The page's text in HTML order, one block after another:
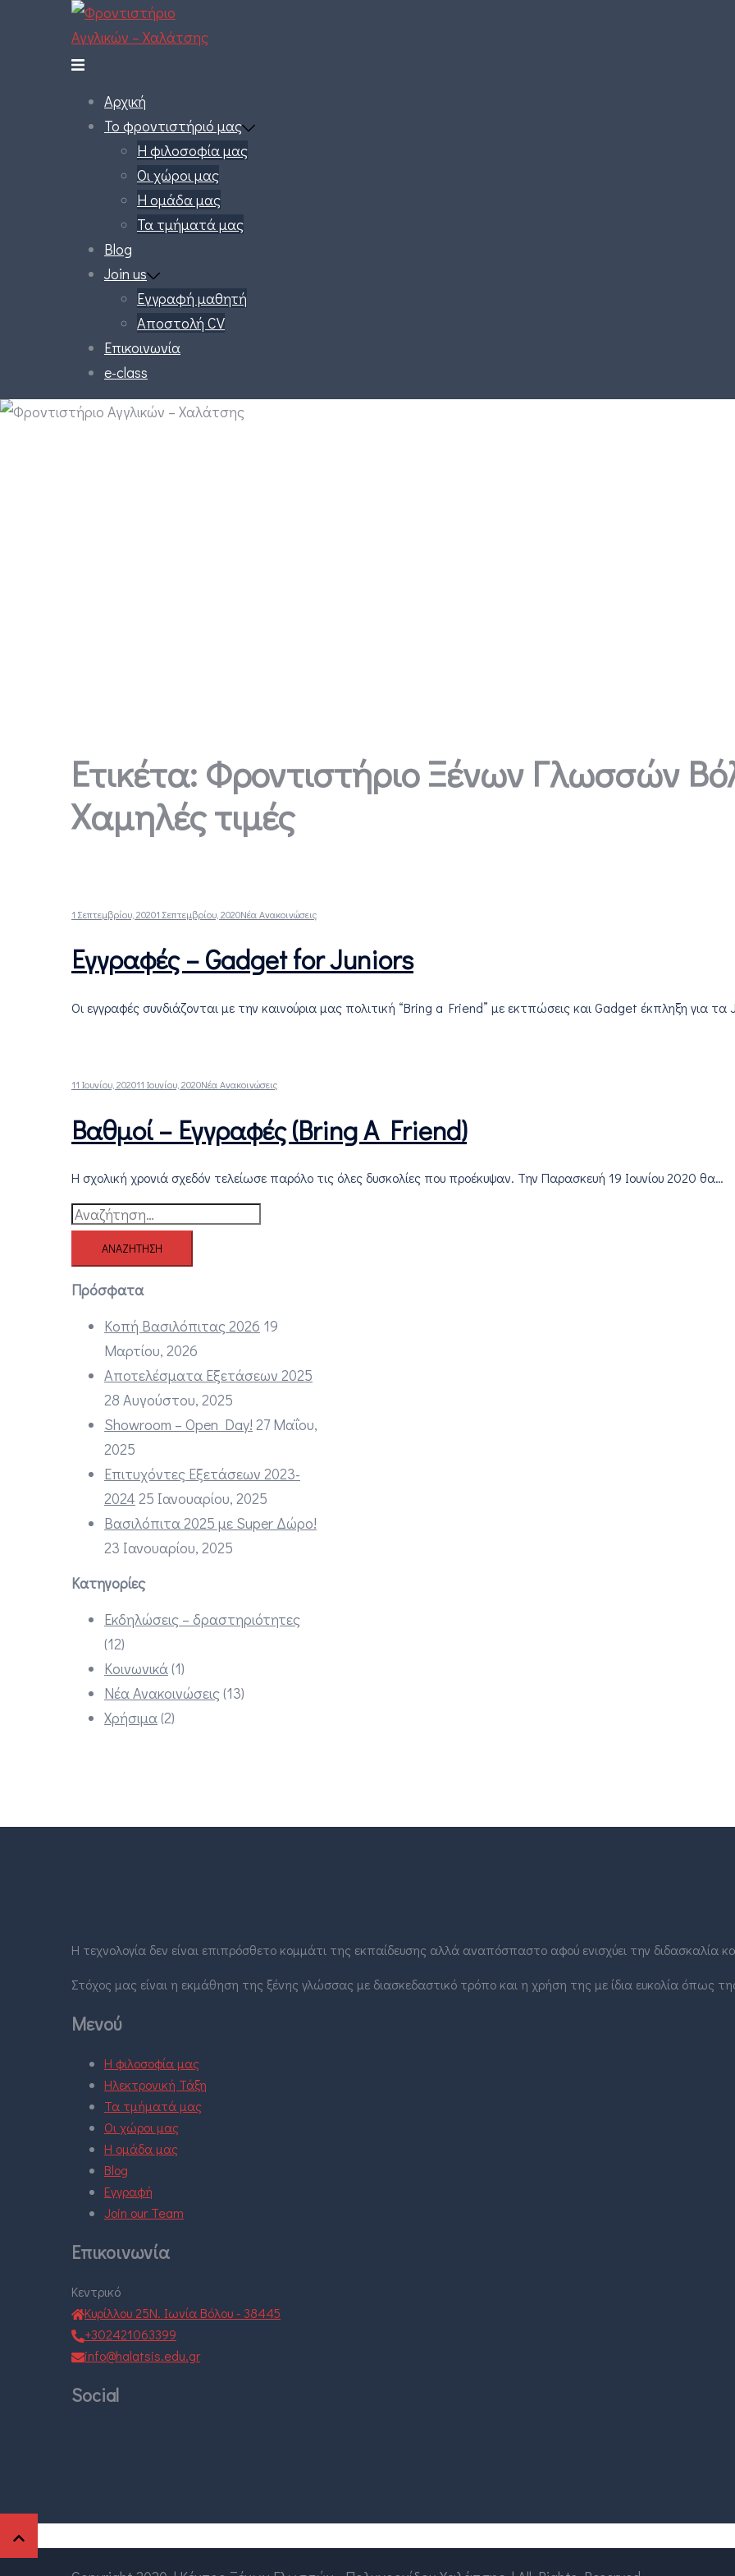
Αρχική
Το φροντιστήριό μας
Η φιλοσοφία μας
Οι χώροι μας
Η ομάδα μας
Τα τμήματά μας
Blog
Join us
Εγγραφή μαθητή
Αποστολή CV
Επικοινωνία
e-class
Ετικέτα: Φροντιστήριο Ξένων Γλωσσών
Χαμηλές τιμές
1 Σεπτεμβρίου, 20201 Σεπτεμβρίου, 2020Νέα Ανακοινώσεις
Εγγραφές – Gadget for Juniors
Οι εγγραφές συνδιάζονται με την καινούρια μας πολιτική “Bring a Friend” με εκτπώσεις και Gadget έκπληξη για τα
11 Ιουνίου, 202011 Ιουνίου, 2020Νέα Ανακοινώσεις
Βαθμοί – Εγγραφές (Bring A Friend)
Η σχολική χρονιά σχεδόν τελείωσε παρόλο τις όλες δυσκολίες που προέκυψαν. Την Παρασκευή 19 Ιουνίου 2020 θα…
Αναζήτηση
Πρόσφατα
Κοπή Βασιλόπιτας 2026 19
Μαρτίου, 2026
Αποτελέσματα Εξετάσεων 2025
28 Αυγούστου, 2025
Showroom – Open Day! 27 Μαΐου,
2025
Επιτυχόντες Εξετάσεων 2023-
2024 25 Ιανουαρίου, 2025
Βασιλόπιτα 2025 με Super Δώρο!
23 Ιανουαρίου, 2025
Κατηγορίες
Εκδηλώσεις – δραστηριότητες
(12)
Κοινωνικά(1)
Νέα Ανακοινώσεις(13)
Χρήσιμα(2)
Η τεχνολογία δεν είναι επιπρόσθετο κομμάτι της εκπαίδευσης αλλά αναπόσπαστο αφού ενισχύει την διδασκαλία
Στόχος μας είναι η εκμάθηση της ξένης γλώσσας με διασκεδαστικό τρόπο και η χρήση της με ίδια ευκολία όπως
Μενού
Η φιλοσοφία μας
Ηλεκτρονική Τάξη
Τα τμήματά μας
Οι χώροι μας
Η ομάδα μας
Blog
Εγγραφή
Join our Team
Επικοινωνία
Κεντρικό
Κυρίλλου 25Ν. Ιωνία Βόλου - 38445
+302421063399
info@halatsis.edu.gr
Social